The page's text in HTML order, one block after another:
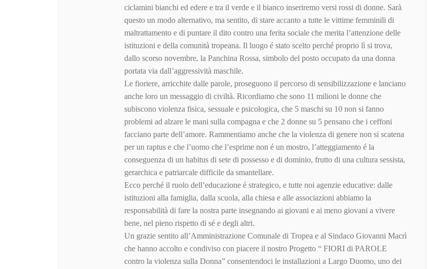
ciclamini bianchi ed edere e tra il verde e il bianco inseriremo versi rossi di donne. Sarà
questo un modo alternativo, ma sentito, di stare accanto a tutte le vittime femminili di
maltrattamento e di puntare il dito contro una ferita sociale che merita l’attenzione delle
istituzioni e della comunità tropeana. Il luogo é stato scelto perché proprio lì si trova,
dallo scorso novembre, la Panchina Rossa, simbolo del posto occupato da una donna
portata via dall’aggressività maschile.
Le fioriere, arricchite dalle parole, proseguono il percorso di sensibilizzazione e lanciano
anche loro un messaggio di civiltà. Ricordiamo che sono 11 milioni le donne che
subiscono violenza fisica, sessuale e psicologica, che 5 maschi su 10 non si fanno
problemi ad alzare le mani sulla compagna e che 2 donne su 5 pensano che i ceffoni
facciano parte dell’amore. Rammentiamo anche che la violenza di genere non si scatena
per un raptus e che l’uomo che l’esprime non é un mostro, l’atteggiamento é la
conseguenza di un habitus di sete di possesso e di dominio, frutto di una cultura sessista,
gerarchica e patriarcale difficile da smantellare.
Ecco perché il ruolo dell’educazione é strategico, e tutte noi agenzie educative: dalle
istituzioni alla famiglia, dalla scuola, alla chiesa e alle associazioni abbiamo la
responsabilità di fare la nostra parte insegnando ai giovani e ai meno giovani a vivere
bene, nel pieno rispetto di sé e degli altri.
Un grazie sentito all’Amministrazione Comunale di Tropea e al Sindaco Giovanni Macrì
che hanno accolto e condiviso con piacere il nostro Progetto “ FIORI di PAROLE
contro la violenza sulla Donna” consentendoci le installazioni a Largo Duomo, uno dei